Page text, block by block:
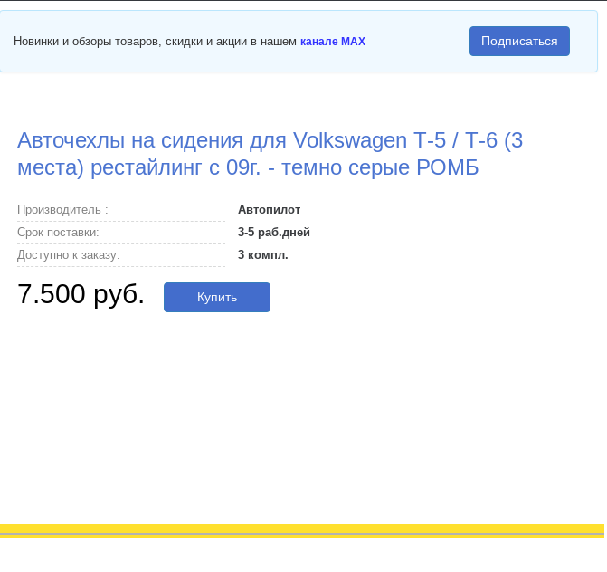
Новинки и обзоры товаров, скидки и акции в нашем канале MAX Подписаться
Авточехлы на сидения для Volkswagen Т-5 / Т-6 (3
места) рестайлинг с 09г. - темно серые РОМБ
Производитель :
Автопилот
Срок поставки:
3-5 раб.дней
Доступно к заказу:
3 компл.
7.500 руб. Купить